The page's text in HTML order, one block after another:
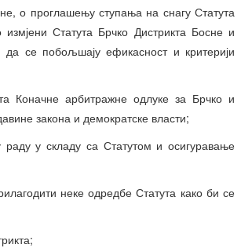
о проглашењу ступања на снагу Статута
Статута Брчко Дистрикта Босне и
се побољшају ефикасност и критерији
Коначне арбитражне одлуке за Брчко и
закона и демократске власти;
у складу са Статутом и осигуравање
неке одредбе Статута како би се